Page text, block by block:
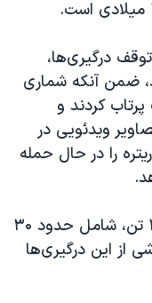
درگیری‌ها،
ضمن آنکه شماری
کردند و
ویدئویی در
را در حال حمله
مقامات پزشکی اسرائیل می‌گویند ۱۱۴ تن، شامل حدود ۳۰
از این درگیری‌ها